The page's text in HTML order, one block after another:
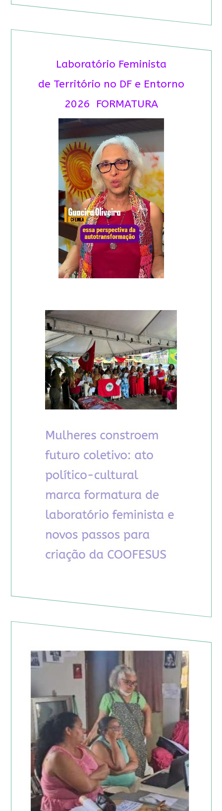
Laboratório Feminista
de Território no DF e Entorno
2026 FORMATURA